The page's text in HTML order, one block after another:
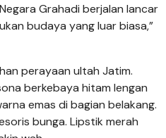
Grahadi berjalan lancar
budaya yang luar biasa,”
perayaan ultah Jatim.
berkebaya hitam lengan
emas di bagian belakang.
bunga. Lipstik merah